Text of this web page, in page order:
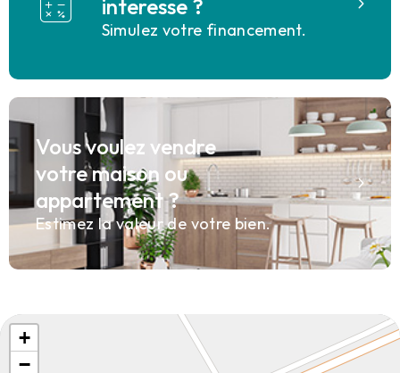
interesse ?
Simulez votre financement.
Vous voulez vendre
votre maison ou
appartement ?
Estimez la valeur de votre bien.
+
−